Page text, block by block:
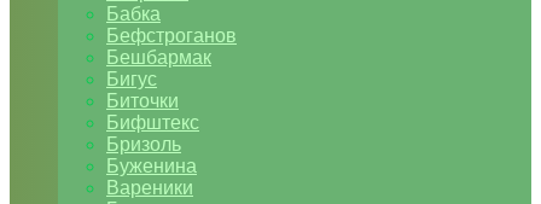
Бабка
Бефстроганов
Бешбармак
Бигус
Биточки
Бифштекс
Бризоль
Буженина
Вареники